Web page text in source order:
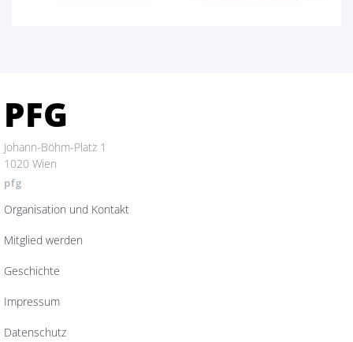
PFG
Johann-Böhm-Platz 1
1020 Wien
pfg
Organisation und Kontakt
Mitglied werden
Geschichte
Impressum
Datenschutz